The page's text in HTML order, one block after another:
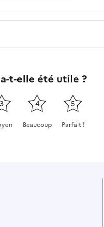
t-elle été utile ?
3 4
Beaucoup
5
Parfait !